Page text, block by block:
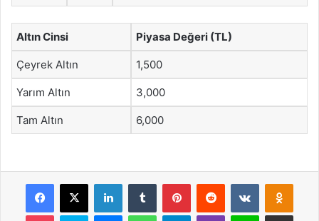
Altın Cinsi Piyasa Değeri (TL)
Çeyrek Altın 1,500
Yarım Altın 3,000
Tam Altın 6,000
Facebook
X LinkedInTumblr PinterestReddit VKontakte
Pocket Skype MessengerWhatsAppTelegramViber Line E-Posta ile